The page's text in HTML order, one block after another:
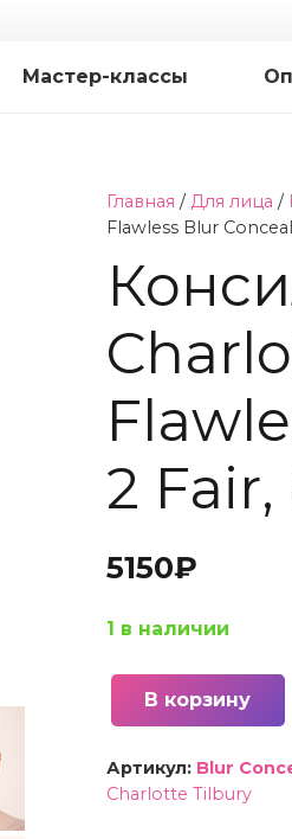
Мастер-классы
Главная / Для лица /
Flawless Blur
2 Fair,
5150₽
1 в наличии
Количество
Консилер
В корзину
Артикул: Blur
Charlotte Tilbury